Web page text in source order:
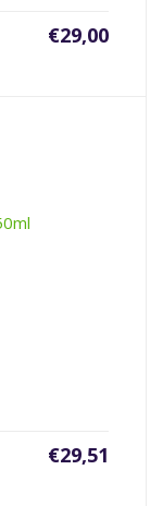
€29,00
€29,51